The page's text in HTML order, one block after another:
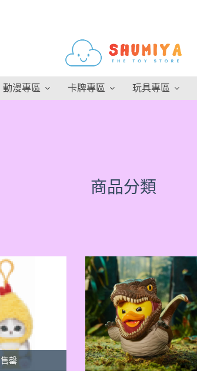
動漫專區 卡牌專區 玩具專區
商品分類
售罄